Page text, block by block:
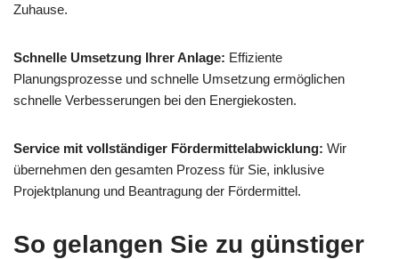
Zuhause.
Schnelle Umsetzung Ihrer Anlage: Effiziente
Planungsprozesse und schnelle Umsetzung ermöglichen
schnelle Verbesserungen bei den Energiekosten.
Service mit vollständiger Fördermittelabwicklung: Wir
übernehmen den gesamten Prozess für Sie, inklusive
Projektplanung und Beantragung der Fördermittel.
So gelangen Sie zu günstiger